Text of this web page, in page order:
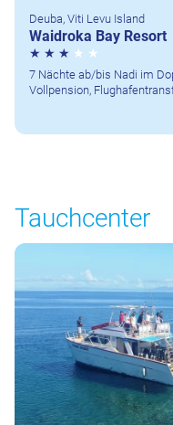
Deuba, Viti Levu Island
Waidroka Bay Resort
7 Nächte ab/bis Nadi im
Vollpension,
Tauchcenter